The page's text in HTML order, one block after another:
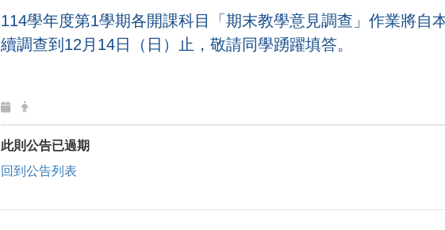
114學年度第1學期各開課科目「期末教學意見調查」作業將自
續調查到 12 月 14日（日）止，敬請同學踴躍填答。
此則公告已過期
回到公告列表